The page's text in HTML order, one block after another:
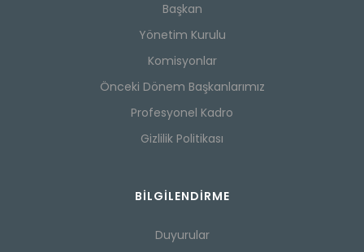
Başkan
Yönetim Kurulu
Komisyonlar
Önceki Dönem Başkanlarımız
Profesyonel Kadro
Gizlilik Politikası
BILGILENDIRME
Duyurular